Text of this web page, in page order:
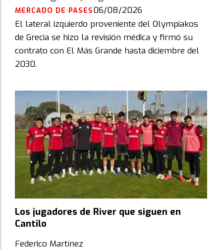
MERCADO DE PASES06/08/2026
El lateral izquierdo proveniente del Olympiakos
de Grecia se hizo la revisión médica y firmó su
contrato con El Más Grande hasta diciembre del
2030.
Los jugadores de River que siguen en
Cantilo
Federico Martínez